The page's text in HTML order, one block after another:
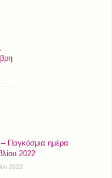
– Παγκόσμια ημέρα
2022
2022